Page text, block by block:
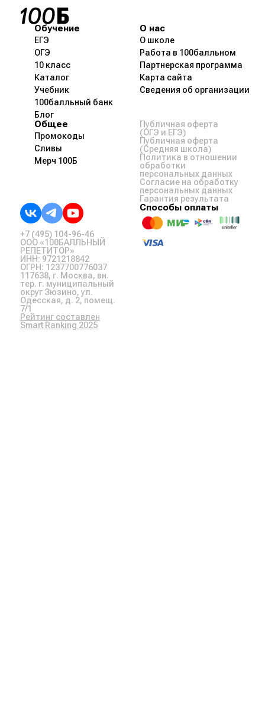
Обучение
ЕГЭ
ОГЭ
10 класс
Каталог
Учебник
100балльный банк
Блог
О нас
О школе
Работа в 100балльном
Партнерская программа
Карта сайта
Сведения об организации
Общее
Промокоды
Сливы
Мерч 100Б
+7 (495) 104-96-46
ООО «100БАЛЛЬНЫЙ
РЕПЕТИТОР»
ИНН: 9721218842
ОГРН: 1237700776037
117638, г. Москва, вн.
тер. г. муниципальный
округ Зюзино, ул.
Одесская, д. 2, помещ.
7/1
Рейтинг составлен
Smart Ranking 2025
Публичная оферта
(ОГЭ и ЕГЭ)
Публичная оферта
(Средняя школа)
Политика в отношении
обработки
персональных данных
Согласие на обработку
персональных данных
Гарантия результата
Способы оплаты